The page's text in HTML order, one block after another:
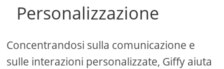
Personalizzazione
Concentrandosi sulla comunicazione e
sulle interazioni personalizzate, Giffy aiuta